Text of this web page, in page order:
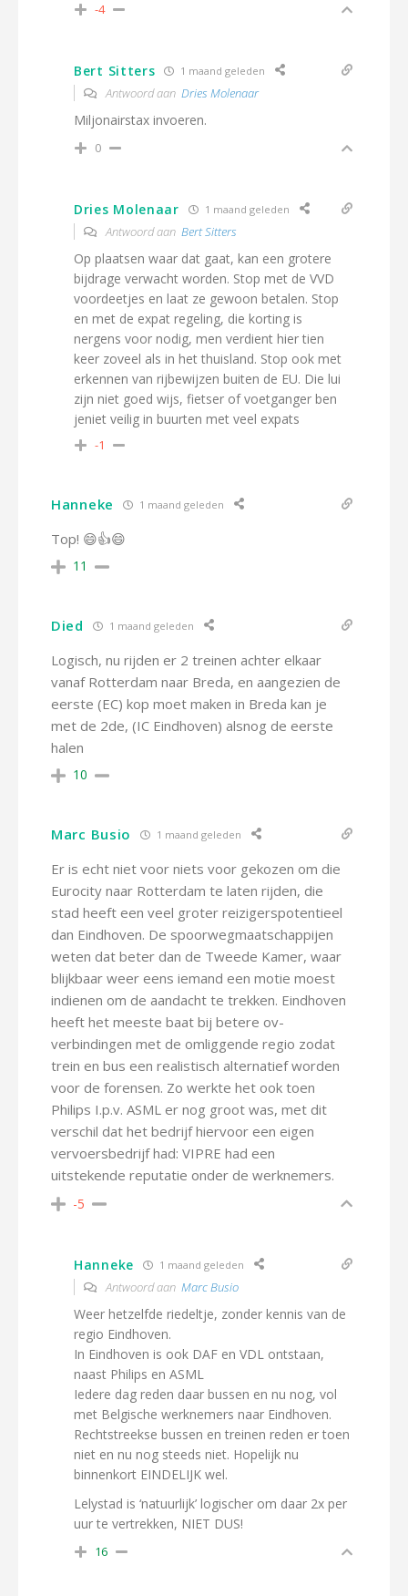
-4
Bert Sitters 1 maand geleden
Antwoord aan Dries Molenaar
Miljonairstax invoeren.
0
Dries Molenaar 1 maand geleden
Antwoord aan Bert Sitters
Op plaatsen waar dat gaat, kan een grotere
bijdrage verwacht worden. Stop met de VVD
voordeetjes en laat ze gewoon betalen. Stop
en met de expat regeling, die korting is
nergens voor nodig, men verdient hier tien
keer zoveel als in het thuisland. Stop ook met
erkennen van rijbewijzen buiten de EU. Die lui
zijn niet goed wijs, fietser of voetganger ben
jeniet veilig in buurten met veel expats
-1
Hanneke 1 maand geleden
Top! 😄👍😄
11
Died 1 maand geleden
Logisch, nu rijden er 2 treinen achter elkaar
vanaf Rotterdam naar Breda, en aangezien de
eerste (EC) kop moet maken in Breda kan je
met de 2de, (IC Eindhoven) alsnog de eerste
halen
10
Marc Busio 1 maand geleden
Er is echt niet voor niets voor gekozen om die
Eurocity naar Rotterdam te laten rijden, die
stad heeft een veel groter reizigerspotentieel
dan Eindhoven. De spoorwegmaatschappijen
weten dat beter dan de Tweede Kamer, waar
blijkbaar weer eens iemand een motie moest
indienen om de aandacht te trekken. Eindhoven
heeft het meeste baat bij betere ov-
verbindingen met de omliggende regio zodat
trein en bus een realistisch alternatief worden
voor de forensen. Zo werkte het ook toen
Philips I.p.v. ASML er nog groot was, met dit
verschil dat het bedrijf hiervoor een eigen
vervoersbedrijf had: VIPRE had een
uitstekende reputatie onder de werknemers.
-5
Hanneke 1 maand geleden
Antwoord aan Marc Busio
Weer hetzelfde riedeltje, zonder kennis van de
regio Eindhoven.
In Eindhoven is ook DAF en VDL ontstaan,
naast Philips en ASML
Iedere dag reden daar bussen en nu nog, vol
met Belgische werknemers naar Eindhoven.
Rechtstreekse bussen en treinen reden er toen
niet en nu nog steeds niet. Hopelijk nu
binnenkort EINDELIJK wel.
Lelystad is ‘natuurlijk’ logischer om daar 2x per
uur te vertrekken, NIET DUS!
16